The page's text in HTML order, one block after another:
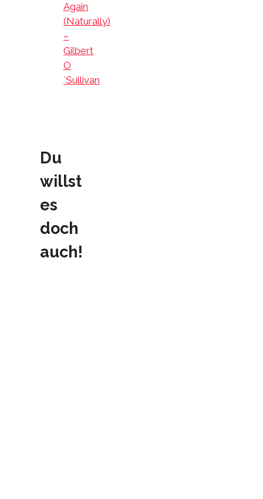
Again
(Naturally)
–
Gilbert
O
´Sullivan
Du
willst
es
doch
auch!